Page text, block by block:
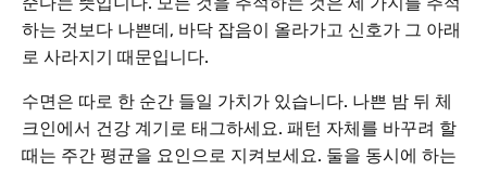
하는 것보다 나쁜데, 바닥 잡음이 올라가고 신호가 그 아래
로 사라지기 때문입니다.
수면은 따로 한 순간 들일 가치가 있습니다. 나쁜 밤 뒤 체
크인에서 건강 계기로 태그하세요. 패턴 자체를 바꾸려 할
때는 주간 평균을 요인으로 지켜보세요. 둘을 동시에 하는